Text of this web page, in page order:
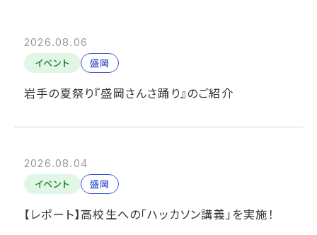
2026.08.06
イベント
盛岡
岩手の夏祭り『盛岡さんさ踊り』のご紹介
2026.08.04
イベント
盛岡
【レポート】高校生への「ハッカソン講義」を実施！